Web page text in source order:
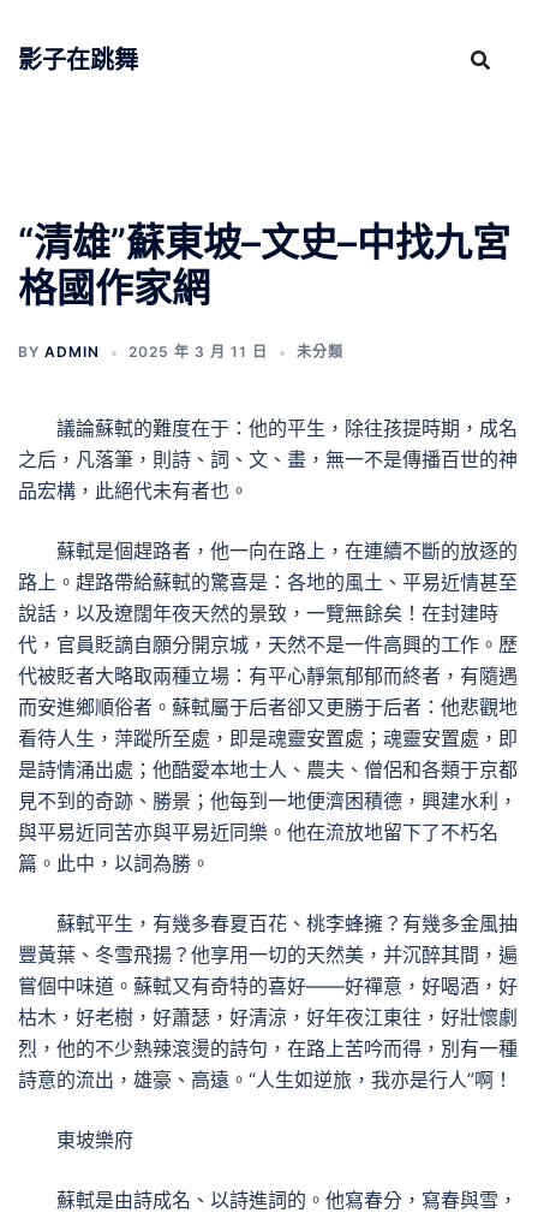
影子在跳舞
“清雄”蘇東坡–文史–中找九宮
格國作家網
BY ADMIN 2025 年 3 月 11 日 未分類
議論蘇軾的難度在于：他的平生，除往孩提時期，成名
之后，凡落筆，則詩、詞、文、畫，無一不是傳播百世的神
品宏構，此絕代未有者也。
蘇軾是個趕路者，他一向在路上，在連續不斷的放逐的
路上。趕路帶給蘇軾的驚喜是：各地的風土、平易近情甚至
說話，以及遼闊年夜天然的景致，一覽無餘矣！在封建時
代，官員貶謫自願分開京城，天然不是一件高興的工作。歷
代被貶者大略取兩種立場：有平心靜氣郁郁而終者，有隨遇
而安進鄉順俗者。蘇軾屬于后者卻又更勝于后者：他悲觀地
看待人生，萍蹤所至處，即是魂靈安置處；魂靈安置處，即
是詩情涌出處；他酷愛本地士人、農夫、僧侶和各類于京都
見不到的奇跡、勝景；他每到一地便濟困積德，興建水利，
與平易近同苦亦與平易近同樂。他在流放地留下了不朽名
篇。此中，以詞為勝。
蘇軾平生，有幾多春夏百花、桃李蜂擁？有幾多金風抽
豐黃葉、冬雪飛揚？他享用一切的天然美，并沉醉其間，遍
嘗個中味道。蘇軾又有奇特的喜好——好禪意，好喝酒，好
枯木，好老樹，好蕭瑟，好清涼，好年夜江東往，好壯懷劇
烈，他的不少熱辣滾燙的詩句，在路上苦吟而得，別有一種
詩意的流出，雄豪、高遠。“人生如逆旅，我亦是行人”啊！
東坡樂府
蘇軾是由詩成名、以詩進詞的。他寫春分，寫春與雪，